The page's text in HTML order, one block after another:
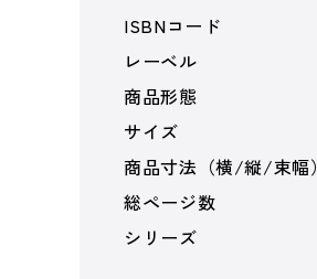
ISBNコード
レーベル
商品形態
サイズ
商品寸法（横/縦/束幅）
総ページ数
シリーズ